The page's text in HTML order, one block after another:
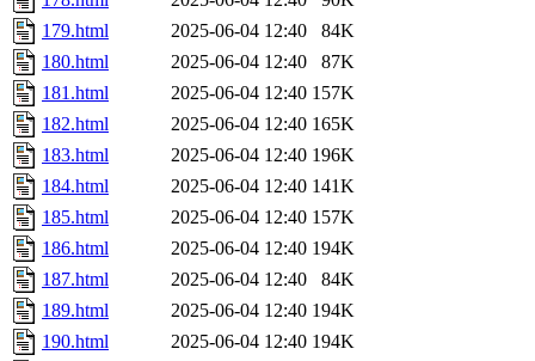
179.html
2025-06-04 12:40
84K
180.html
2025-06-04 12:40
87K
181.html
2025-06-04 12:40 157K
182.html
2025-06-04 12:40 165K
183.html
2025-06-04 12:40 196K
184.html
2025-06-04 12:40 141K
185.html
2025-06-04 12:40 157K
186.html
2025-06-04 12:40 194K
187.html
2025-06-04 12:40
84K
189.html
2025-06-04 12:40 194K
190.html
2025-06-04 12:40 194K